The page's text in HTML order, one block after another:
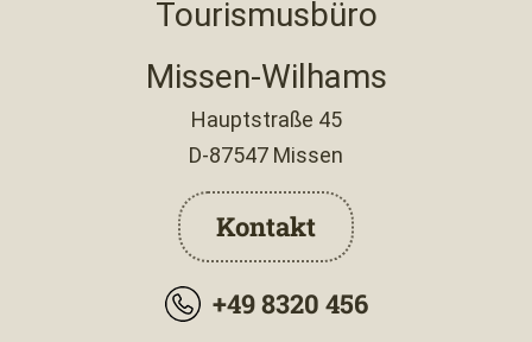
Tourismusbüro
Missen-Wilhams
Hauptstraße 45
D-87547 Missen
Kontakt
+49 8320 456